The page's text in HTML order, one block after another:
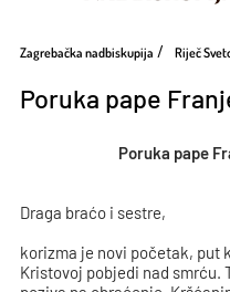
Zagrebačka nadbiskupija Riječ
Poruka pape
Poruka pape
Draga braćo i sestre,
korizma je novi početak, put
Kristovoj pobjedi nad smrću.